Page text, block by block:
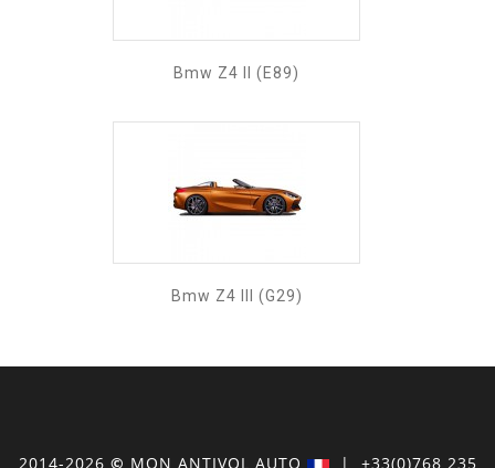
Bmw Z4 II (E89)
Bmw Z4 III (G29)
2014-2026 © MON ANTIVOL AUTO | +33(0)768 235